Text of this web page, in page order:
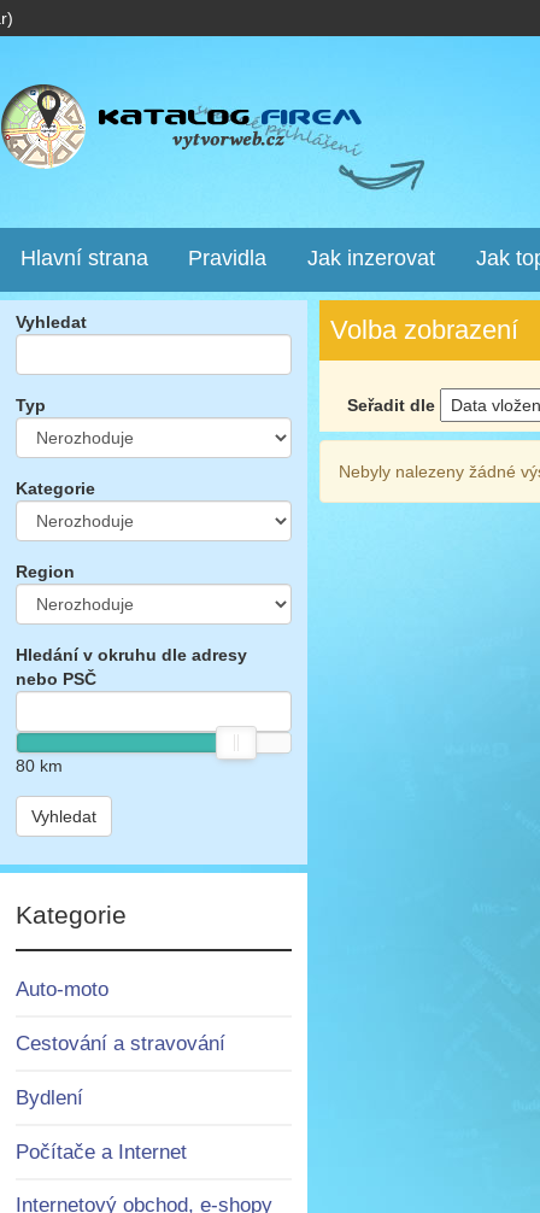
Hlavní strana Pravidla Jak inzerovat Jak
Vyhledat
Typ
Kategorie
Region
Hledání v okruhu dle adresy
nebo PSČ
80km
Vyhledat
Kategorie
Auto-moto
Cestování a stravování
Bydlení
Počítače a Internet
Internetový obchod, e-shopy
Volba zobrazení
Seřadit dle
Nebyly nalezeny žádné